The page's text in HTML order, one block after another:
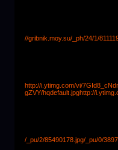
//gribnik.moy.su/_ph/24/1/
http://i.ytimg.com/vi/
gZVY/hqdefault.jpghttp://
/_pu/2/85490178.jpg/_pu/0/